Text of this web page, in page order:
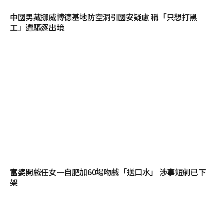
中國男藏挪威博德基地防空洞引國安疑慮 稱「只想打黑
工」遭驅逐出境
富婆開戲任女一自肥加60場吻戲「送口水」 涉事短劇已下
架